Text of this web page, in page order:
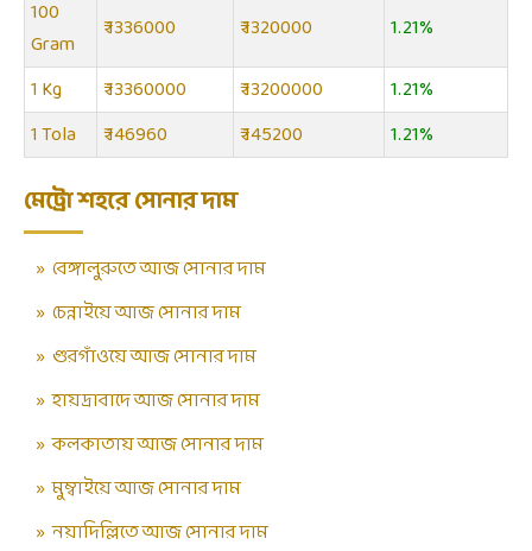
100
Gram
₹ 1336000 ₹ 1320000
1.21%
1 Kg
₹ 13360000 ₹ 13200000
1.21%
1 Tola
₹ 146960 ₹ 145200 1.21%
মেট্রো শহরে সোনার দাম
» বেঙ্গালুরুতে আজ সোনার দাম
» চেন্নাইয়ে আজ সোনার দাম
» গুরগাঁওয়ে আজ সোনার দাম
»হায়দ্রাবাদে আজ সোনার দাম
»কলকাতায় আজ সোনার দাম
»মুম্বাইয়ে আজ সোনার দাম
»নয়াদিল্লিতে আজ সোনার দাম